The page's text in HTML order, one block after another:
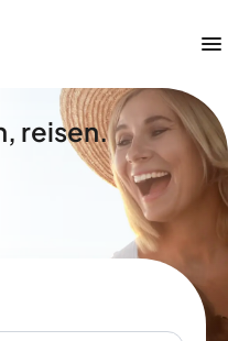
reisen.